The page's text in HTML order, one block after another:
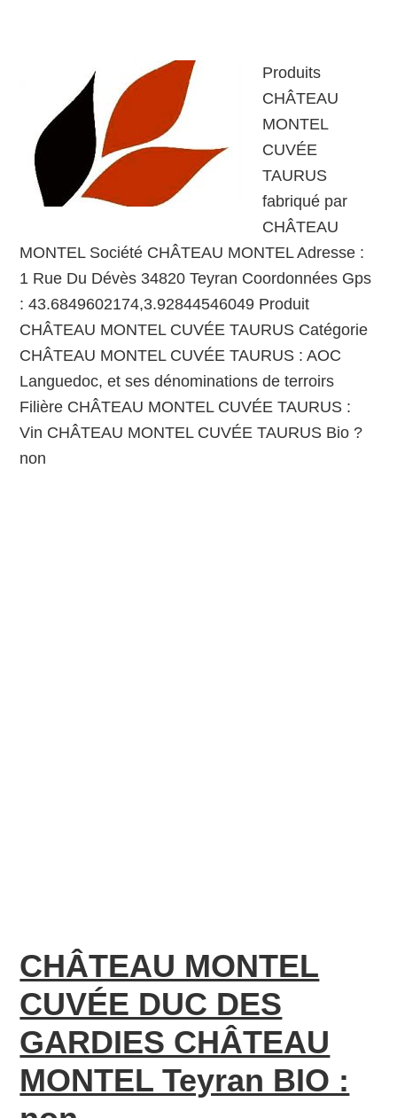
Produits
CHÂTEAU
MONTEL
CUVÉE
TAURUS
fabriqué par
CHÂTEAU
MONTEL Société CHÂTEAU MONTEL Adresse :
1 Rue Du Dévès 34820 Teyran Coordonnées Gps
: 43.6849602174,3.92844546049 Produit
CHÂTEAU MONTEL CUVÉE TAURUS Catégorie
CHÂTEAU MONTEL CUVÉE TAURUS : AOC
Languedoc, et ses dénominations de terroirs
Filière CHÂTEAU MONTEL CUVÉE TAURUS :
Vin CHÂTEAU MONTEL CUVÉE TAURUS Bio ?
non
CHÂTEAU MONTEL
CUVÉE DUC DES
GARDIES CHÂTEAU
MONTEL Teyran BIO :